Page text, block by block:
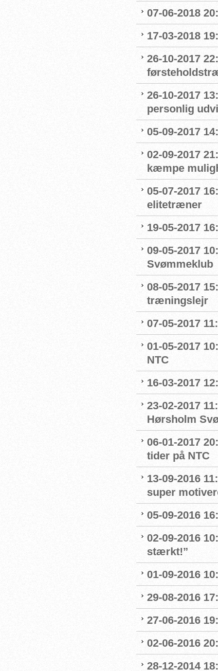
07-06-2018
17-03-2018
26-10-2017
26-10-2017
personlig
05-09-2017
02-09-2017
kæmpe
05-07-2017
elitetræner
19-05-2017
09-05-2017
Svømmeklub
08-05-2017
træningslejr
07-05-2017
01-05-2017
NTC
16-03-2017
23-02-2017
Hørsholm
06-01-2017
tider på NTC
13-09-2016
super
05-09-2016
02-09-2016
stærkt!”
01-09-2016
29-08-2016
27-06-2016
02-06-2016
28-12-2014